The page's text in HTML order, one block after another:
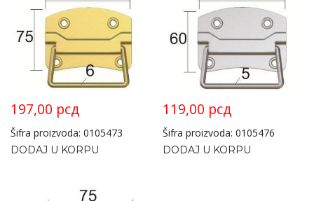
197,00 рсд
Šifra proizvoda: 0105473
DODAJ U KORPU
119,00 рсд
Šifra proizvoda: 0105476
DODAJ U KORPU